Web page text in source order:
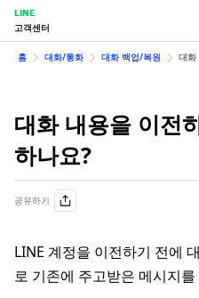
LINE
고객센터
홈 대화/통화 대화 백업/복원 대화
대화 내용을 이전
하나요?
공유하기
LINE 계정을 이전하기 전에
로 기존에 주고받은 메시지